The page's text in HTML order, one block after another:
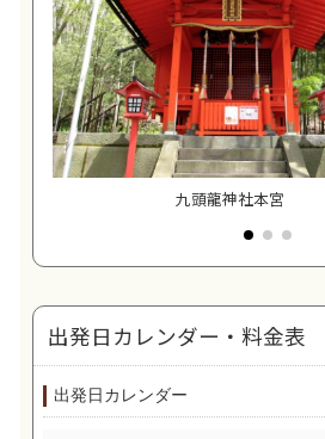
九頭龍神社本宮
出発日カレンダー・料金表
出発日カレンダー